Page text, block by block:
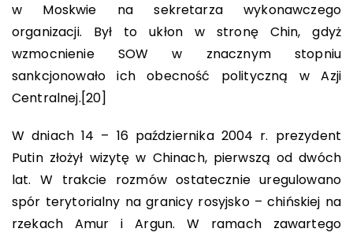
w Moskwie na sekretarza wykonawczego
organizacji. Był to ukłon w stronę Chin, gdyż
wzmocnienie SOW w znacznym stopniu
sankcjonowało ich obecność polityczną w Azji
Centralnej.[20]
W dniach 14 – 16 października 2004 r. prezydent
Putin złożył wizytę w Chinach, pierwszą od dwóch
lat. W trakcie rozmów ostatecznie uregulowano
spór terytorialny na granicy rosyjsko – chińskiej na
rzekach Amur i Argun. W ramach zawartego